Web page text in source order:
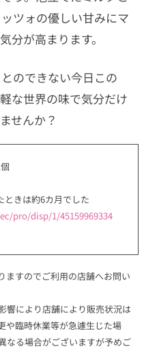
ツォの優しい甘みにマ
分が高まります。
のできない今日この
な世界の味で気分だけ
せんか？
きは約6カ月でした
pro/disp/1/45159969334
すのでご利用の店舗へお問い
響により店舗により販売状況は
や臨時休業等が急遽生じた場
なる場合がございますが予めご